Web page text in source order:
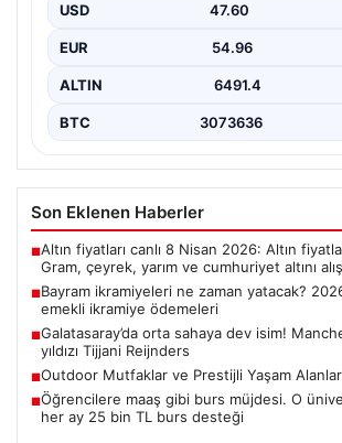
USD 47.60
EUR 54.96
ALTIN 6491.4
BTC 3073636
Son Eklenen Haberler
■Altın fiyatları canlı 8 Nisan 2026: Altın
Gram, çeyrek, yarım ve cumhuriyet altını
■Bayram ikramiyeleri ne zaman yatacak?
emekli ikramiye ödemeleri
■Galatasaray’da orta sahaya dev isim!
yıldızı Tijjani Reijnders
■Outdoor Mutfaklar ve Prestijli Yaşam
■Öğrencilere maaş gibi burs müjdesi. O
her ay 25 bin TL burs desteği